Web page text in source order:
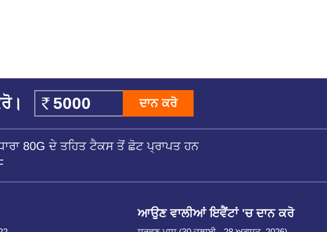
ਦਾਨ ਕਰੋ
80G ਦੇ ਤਹਿਤ ਟੈਕਸ ਤੋਂ ਛੋਟ ਪ੍ਰਾਪਤ ਹਨ
ਆਉਣ ਵਾਲੀਆਂ ਇਵੈਂਟਾਂ 'ਚ ਦਾਨ ਕਰੋ